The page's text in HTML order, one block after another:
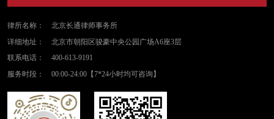
律所名称：
北京长通律师事务所
详细地址：
北京市朝阳区骏豪中央公园广场A6座3层
联系电话：
400-613-9191
服务时段：
00:00-24:00【7*24小时均可咨询】